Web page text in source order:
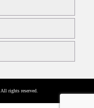
All rights reserved.